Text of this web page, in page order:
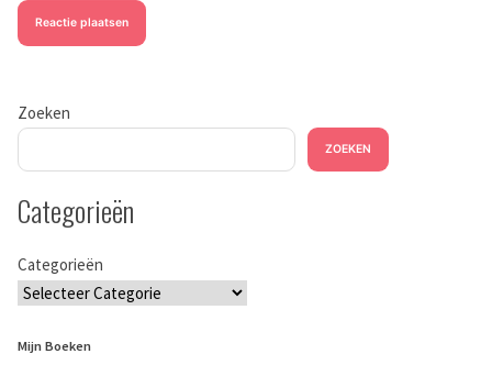
Zoeken
ZOEKEN
Categorieën
Categorieën
Mijn Boeken